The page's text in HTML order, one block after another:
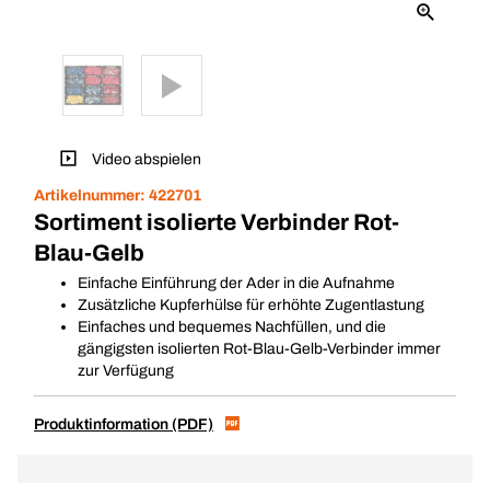
Video abspielen
Artikelnummer: 422701
Sortiment isolierte Verbinder Rot-
Blau-Gelb
Einfache Einführung der Ader in die Aufnahme
Zusätzliche Kupferhülse für erhöhte Zugentlastung
Einfaches und bequemes Nachfüllen, und die
gängigsten isolierten Rot-Blau-Gelb-Verbinder immer
zur Verfügung
Produktinformation (PDF)